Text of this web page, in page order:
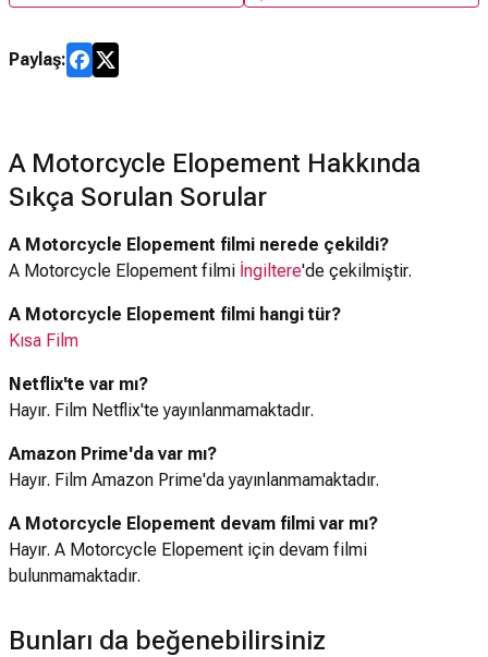
Paylaş:
A Motorcycle Elopement Hakkında
Sıkça Sorulan Sorular
A Motorcycle Elopement filmi nerede çekildi?
A Motorcycle Elopement filmi İngiltere'de çekilmiştir.
A Motorcycle Elopement filmi hangi tür?
Kısa Film
Netflix'te var mı?
Hayır. Film Netflix'te yayınlanmamaktadır.
Amazon Prime'da var mı?
Hayır. Film Amazon Prime'da yayınlanmamaktadır.
A Motorcycle Elopement devam filmi var mı?
Hayır. A Motorcycle Elopement için devam filmi
bulunmamaktadır.
Bunları da beğenebilirsiniz